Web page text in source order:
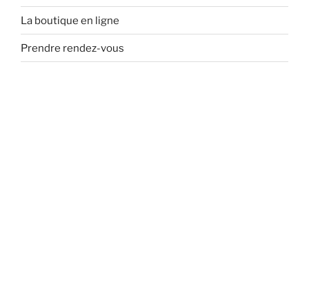
La boutique en ligne
Prendre rendez-vous